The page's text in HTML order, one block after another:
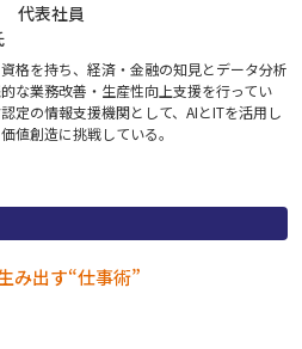
代表社員
格を持ち、経済・金融の知見とデータ分析
な業務改善・生産性向上支援を行ってい
定の情報支援機関として、AIとITを活用し
値創造に挑戦している。
み出す“仕事術”